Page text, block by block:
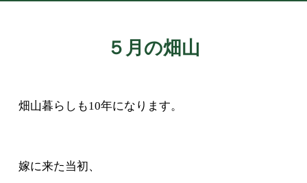
５月の畑山
畑山暮らしも10年になります。
嫁に来た当初、